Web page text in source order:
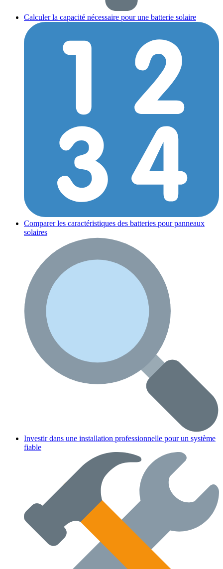
Calculer la capacité nécessaire pour une batterie solaire
Comparer les caractéristiques des batteries pour panneaux
solaires
Investir dans une installation professionnelle pour un système
fiable